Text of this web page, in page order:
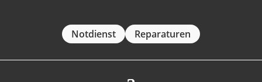
Notdienst Reparaturen